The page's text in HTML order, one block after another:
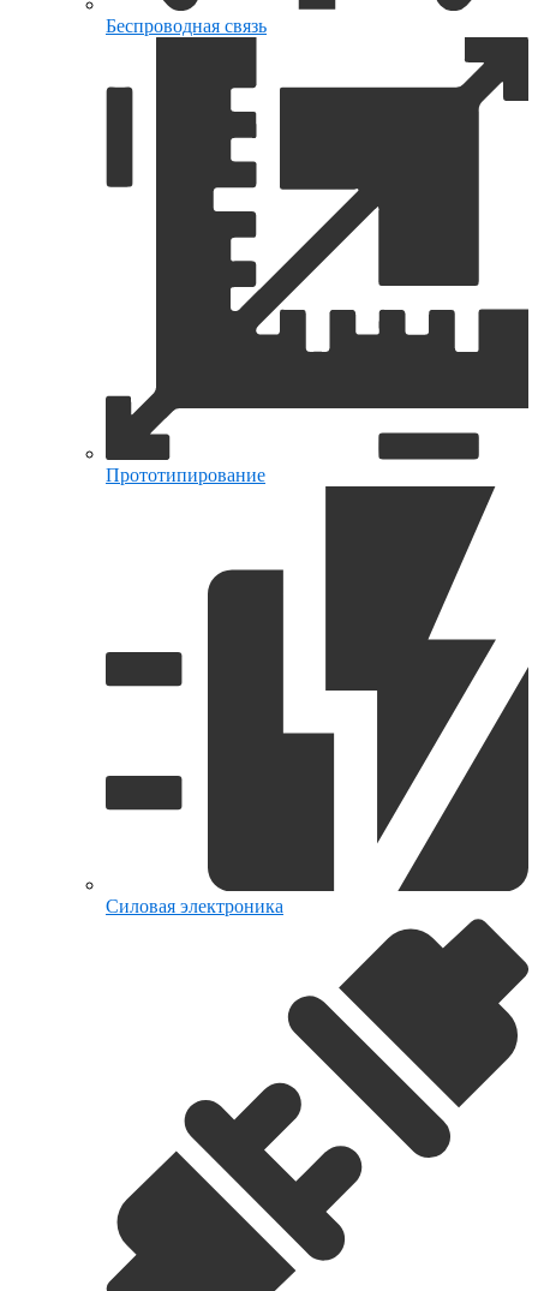
Беспроводная связь
Прототипирование
Силовая электроника